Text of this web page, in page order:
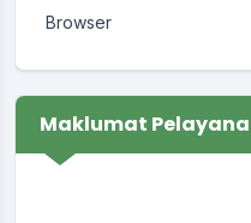
Browser
Maklumat